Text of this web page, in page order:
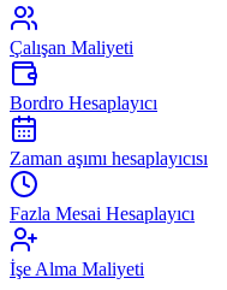
Çalışan Maliyeti
Bordro Hesaplayıcı
Zaman aşımı hesaplayıcısı
Fazla Mesai Hesaplayıcı
İşe Alma Maliyeti